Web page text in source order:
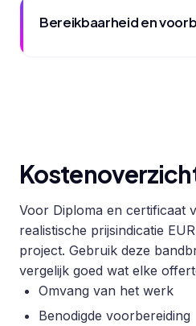
Bereikbaarheid en
Voor Diploma en certificaat
realistische prijsindicatie
project. Gebruik deze
vergelijk goed wat elke
Omvang van het werk
Benodigde voorbereiding